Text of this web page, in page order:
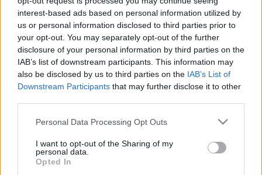
interest-based ads based on personal information utilized by
us or personal information disclosed to third parties prior to
your opt-out. You may separately opt-out of the further
disclosure of your personal information by third parties on the
IAB’s list of downstream participants. This information may
also be disclosed by us to third parties on the IAB’s List of
Downstream Participants that may further disclose it to other
Please note that this website/app uses one or more Google
not limited to your visit or usage behaviour. You may click to
grant or deny consent to Google and its third-party tags to
use your data for below specified purposes in below Google
Personal Data Processing Opt Outs
I want to opt-out of the Sharing of my
personal data.
Opted In
Jegyár:35 euró
http://www.grinderman.com/
http://www.myspace.com/grinderman
http://www.myspace.com/annacalvi
a Grinderman és aHeathen Childcímű dal élő